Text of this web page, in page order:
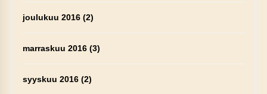
joulukuu 2016(2)
marraskuu 2016(3)
syyskuu 2016(2)